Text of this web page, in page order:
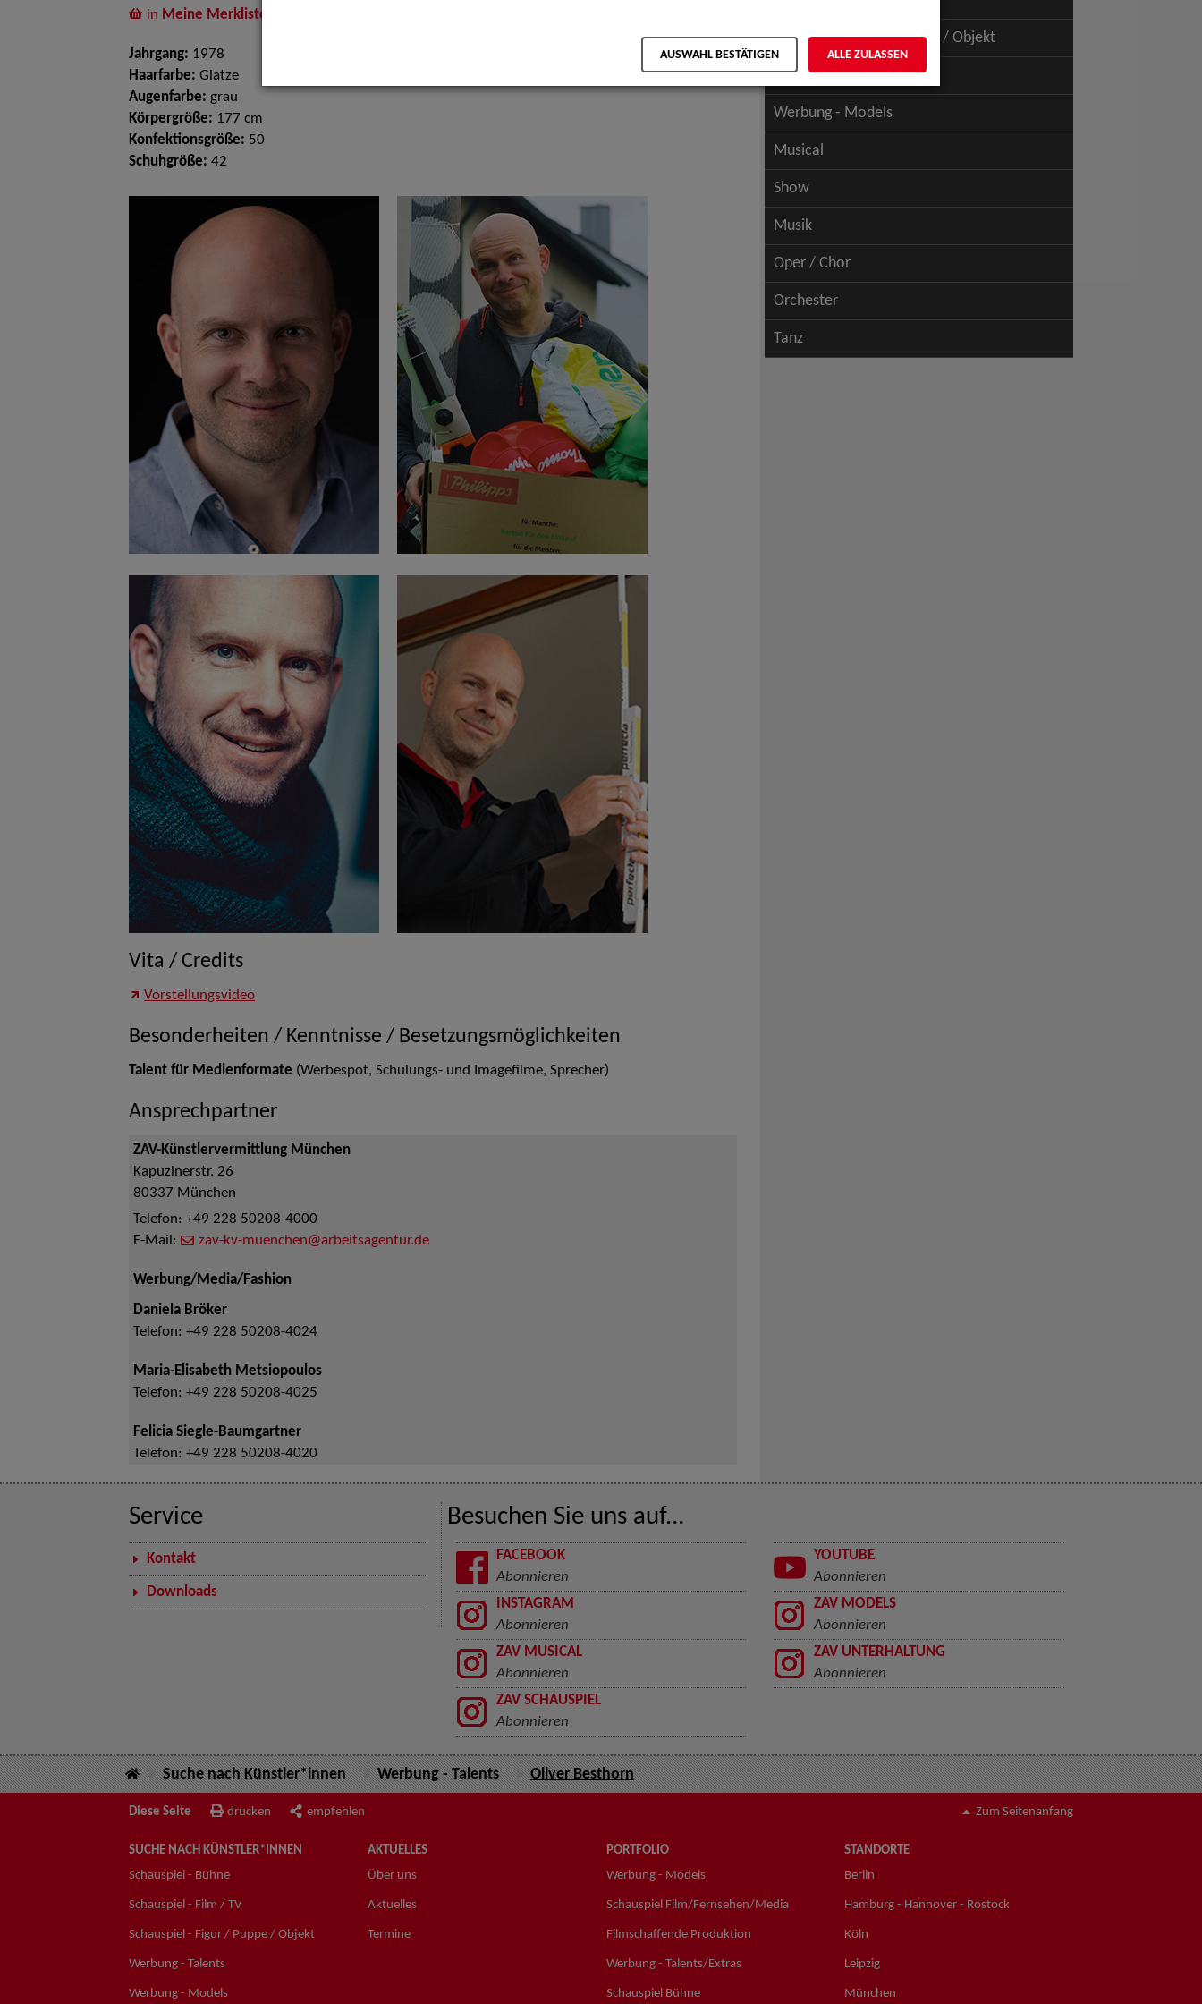
in Meine Merkliste
Jahrgang: 1978
Haarfarbe: Glatze
Augenfarbe: grau
Körpergröße: 177 cm
Konfektionsgröße: 50
Schuhgröße: 42
Vita / Credits
Vorstellungsvideo
Besonderheiten / Kenntnisse / Besetzungsmöglichkeiten
Talent für Medienformate (Werbespot, Schulungs- und Imagefilme, Sprecher)
Ansprechpartner
ZAV-Künstlervermittlung München
Kapuzinerstr. 26
80337 München
Telefon: +49 228 50208-4000
E-Mail:
zav-kv-muenchen@arbeitsagentur.de
Werbung/Media/Fashion
Daniela Bröker
Telefon: +49 228 50208-4024
Maria-Elisabeth Metsiopoulos
Telefon: +49 228 50208-4025
Felicia Siegle-Baumgartner
Telefon: +49 228 50208-4020
Schauspiel - Figur / Puppe / Objekt
Werbung - Talents
Werbung - Models
Musical
Show
Musik
Oper / Chor
Orchester
Tanz
Service
Kontakt
Downloads
Besuchen Sie uns auf...
FACEBOOK
Abonnieren
YOUTUBE
Abonnieren
INSTAGRAM
Abonnieren
ZAV MODELS
Abonnieren
ZAV MUSICAL
Abonnieren
ZAV UNTERHALTUNG
Abonnieren
ZAV SCHAUSPIEL
Abonnieren
Suche nach Künstler*innen Werbung - Talents Oliver Besthorn
Diese Seite drucken empfehlen Zum Seitenanfang
SUCHE NACH KÜNSTLER*INNEN
Schauspiel - Bühne
Schauspiel - Film / TV
Schauspiel - Figur / Puppe / Objekt
Werbung - Talents
Werbung - Models
AKTUELLES
Über uns
Aktuelles
Termine
PORTFOLIO
Werbung - Models
Schauspiel Film/Fernsehen/Media
Filmschaffende Produktion
Werbung - Talents/Extras
Schauspiel Bühne
STANDORTE
Berlin
Hamburg - Hannover - Rostock
Köln
Leipzig
München
AUSWAHL BESTÄTIGEN ALLE ZULASSEN